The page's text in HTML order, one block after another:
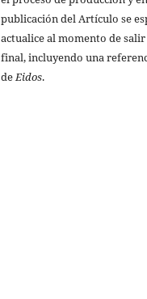
publicación del Artículo se
actualice al momento de
final, incluyendo una
deEidos.